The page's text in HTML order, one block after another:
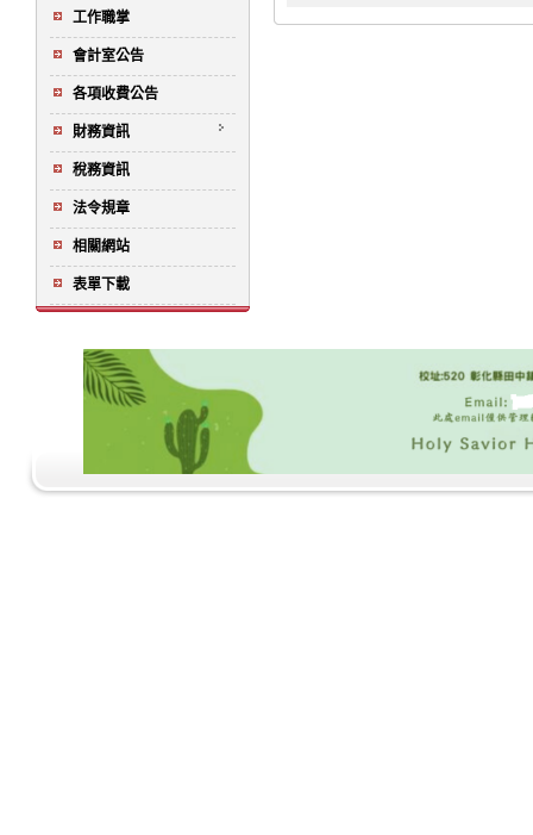
工作職掌
會計室公告
各項收費公告
財務資訊
稅務資訊
法令規章
相關網站
表單下載